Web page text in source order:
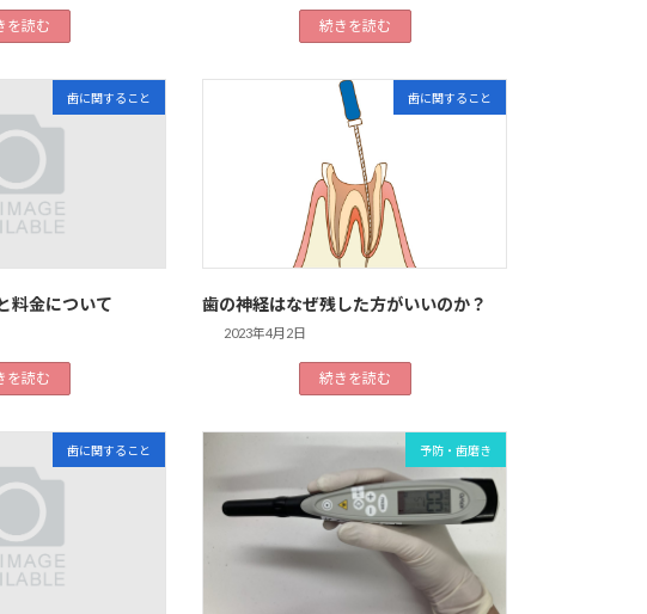
を読む 続きを読む
歯に関すること
料金について
を読む
歯に関すること
歯の神経はなぜ残した方がいいのか？
2023年4月2日
続きを読む
歯に関すること 予防・歯磨き